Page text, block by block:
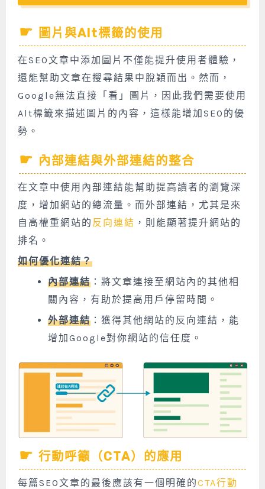
圖片與Alt標籤的使用
在SEO文章中添加圖片不僅能提升使用者體驗，
還能幫助文章在搜尋結果中脫穎而出。然而，
Google無法直接「看」圖片，因此我們需要使用
Alt標籤來描述圖片的內容，這樣能增加SEO的優
勢。
內部連結與外部連結的整合
在文章中使用內部連結能幫助提高讀者的瀏覽深
度，增加網站的總流量。而外部連結，尤其是來
自高權重網站的 反向連結 ，則能顯著提升網站的
排名。
如何優化連結？
內部連結 ：將文章連接至網站內的其他相
關內容，有助於提高用戶停留時間。
外部連結 ：獲得其他網站的反向連結，能
增加Google對你網站的信任度。
行動呼籲（CTA）的應用
每篇SEO文章的最後應該有一個明確的CTA行動